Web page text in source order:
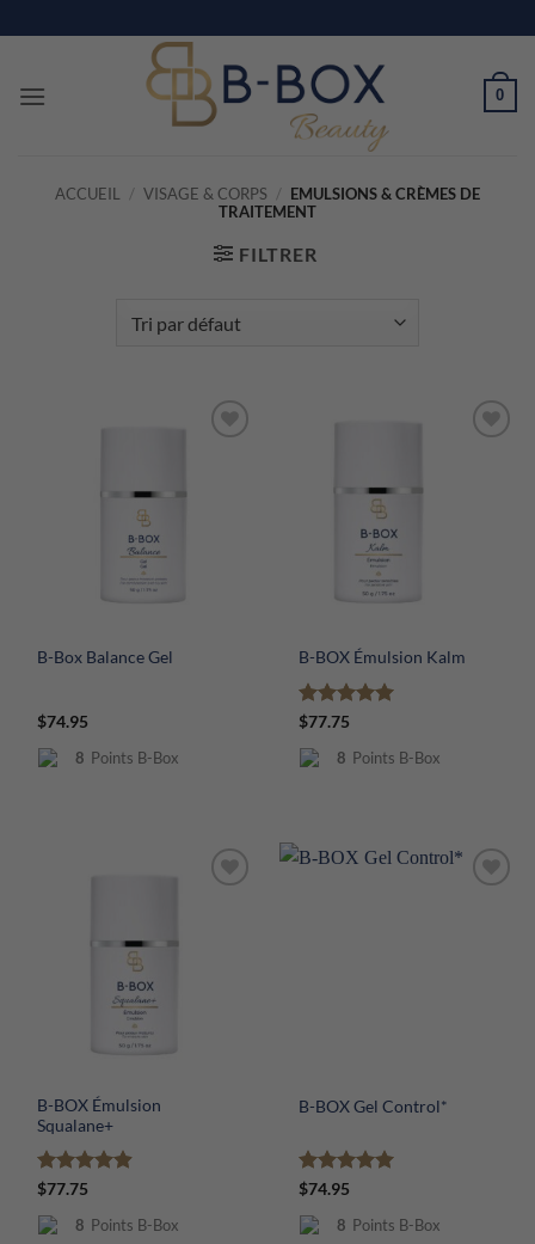
au
0
ACCUEIL / VISAGE & CORPS / EMULSIONS & CRÈMES DE
TRAITEMENT
FILTRER
B-Box Balance Gel
$74.95
8 Points B-Box
B-BOX Émulsion Kalm
Note5
$77.75
8 Points B-Box
B-BOX Émulsion
Squalane+
Note4.9
$77.75
8 Points B-Box
B-BOX Gel Control*
Note5
$74.95
8 Points B-Box